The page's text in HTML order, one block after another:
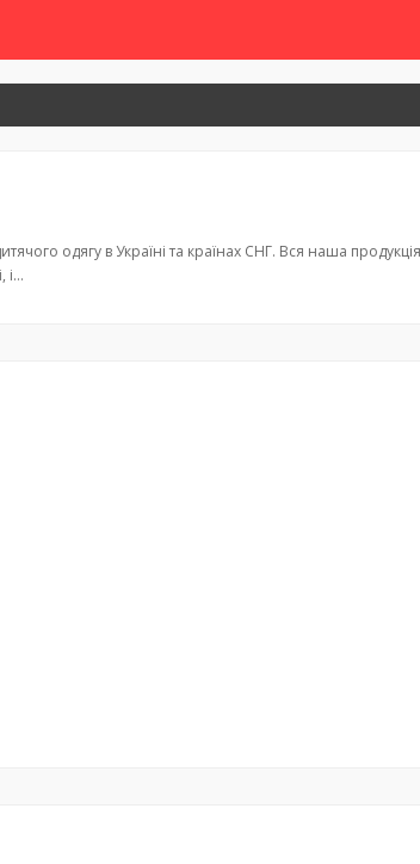
одягу в Україні та країнах СНГ. Вся наша
і…